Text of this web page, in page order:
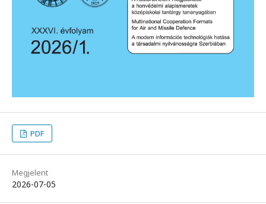
PDF
Megjelent
2026-07-05